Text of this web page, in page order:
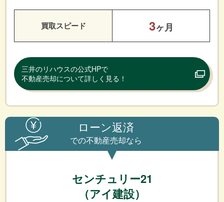
買取スピード 3ヶ月
三井のリハウスの公式HPで
不動産売却について詳しく見る！
ローン返済
での不動産売却なら
センチュリー21
（アイ建設）